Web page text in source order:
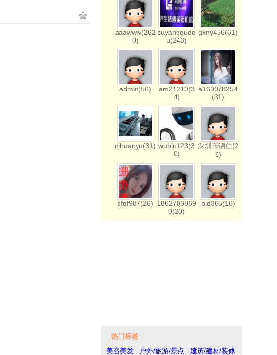
aaawww(262
0)
suyanqqudo
u(243)
gxny456(61)
admin(56)
am21219(3
4)
a169078254
(31)
njhuanyu(31) wubin123(3
0)
深圳市锦仁(2
9)
bfqf987(26)
1862706869
0(20)
bld365(16)
热门标签
美容美发
户外/旅游/景点
建筑/建材/装修